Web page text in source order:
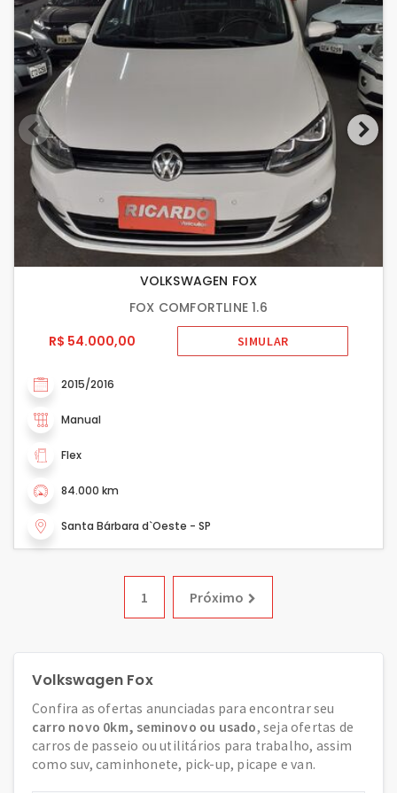
VOLKSWAGEN FOX
FOX COMFORTLINE 1.6
R$ 54.000,00
SIMULAR
2015/2016
Manual
Flex
84.000 km
Santa Bárbara d`Oeste - SP
1 Próximo
Volkswagen Fox
Confira as ofertas anunciadas para encontrar seu
carro novo 0km, seminovo ou usado, seja ofertas de
carros de passeio ou utilitários para trabalho, assim
como suv, caminhonete, pick-up, picape e van.